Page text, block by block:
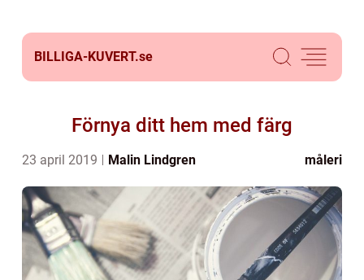
BILLIGA-KUVERT.se
Förnya ditt hem med färg
23 april 2019 Malin Lindgren måleri